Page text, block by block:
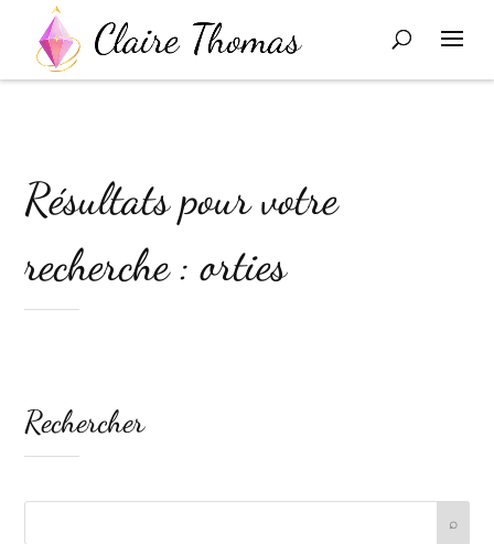
Résultats pour votre
recherche : orties
Rechercher